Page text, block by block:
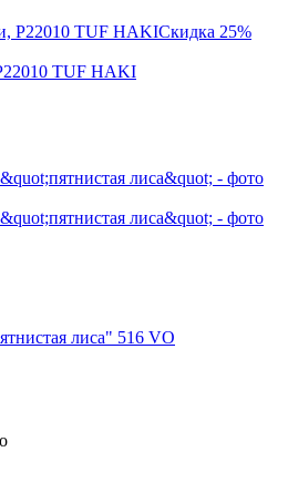
Скидка 25%
TUF HAKI
лиса" 516 VO